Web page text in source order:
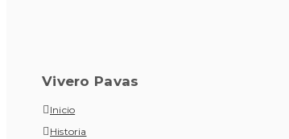
Vivero Pavas
Inicio
Historia